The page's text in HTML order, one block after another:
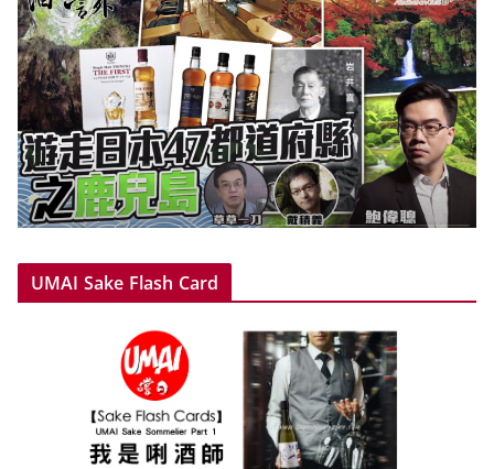
UMAI Sake Flash Card